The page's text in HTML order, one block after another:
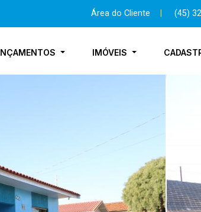
Área do Cliente (45)
IMÓVEIS